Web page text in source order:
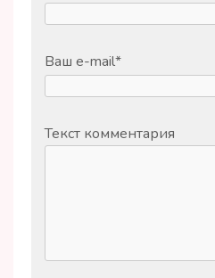
Ваш e-mail*
Текст комментария